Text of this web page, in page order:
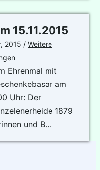
15.11.2015
2015 / Weitere
Ehrenmal mit
am
Uhr: Der
1879
und B…